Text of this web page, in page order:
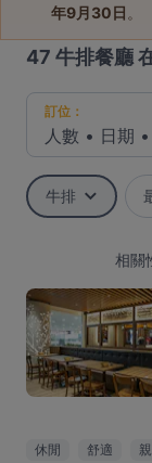
年9月30日 。
47 牛排餐廳
訂位：
人數 • 日期 •
牛排
相關
休閒 舒適